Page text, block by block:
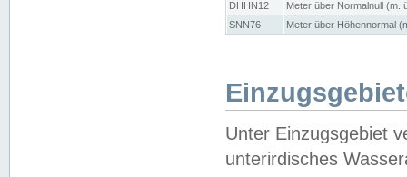
DHHN12
Meter über Normalnull (m.
SNN76
Meter über Höhennormal
Unter Einzugsgebiet
unterirdisches